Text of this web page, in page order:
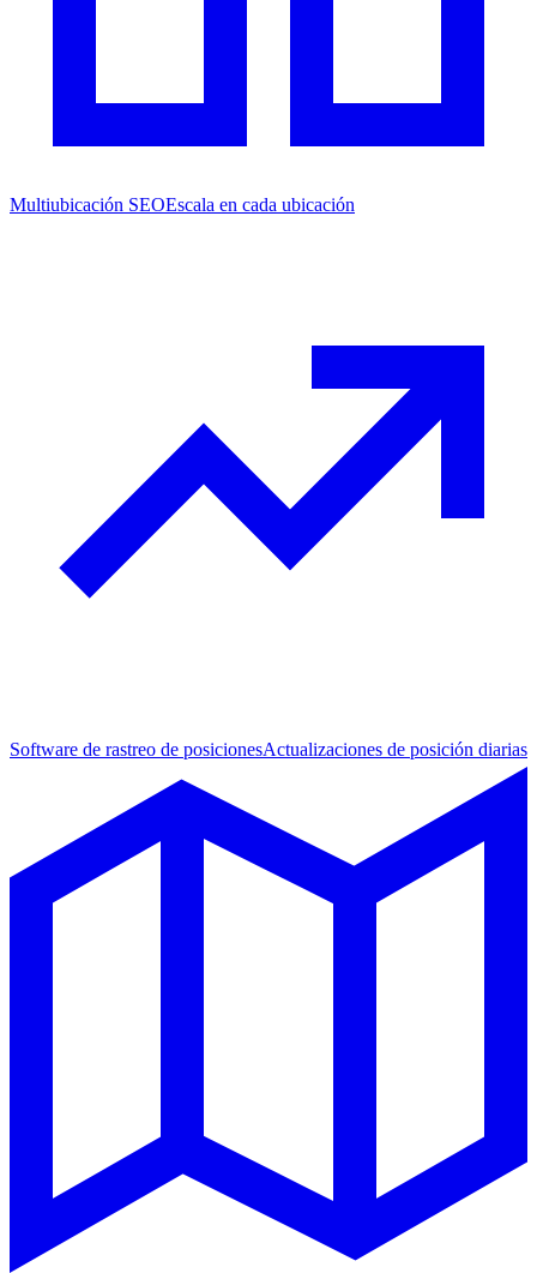
Multiubicación SEOEscala en cada ubicación
Software de rastreo de posicionesActualizaciones de posición diarias